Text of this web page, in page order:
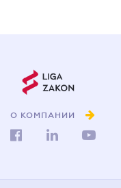
О КОМПАНИИ